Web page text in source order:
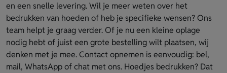
en een snelle levering. Wil je meer weten over het
bedrukken van hoeden of heb je specifieke wensen? Ons
team helpt je graag verder. Of je nu een kleine oplage
nodig hebt of juist een grote bestelling wilt plaatsen, wij
denken met je mee. Contact opnemen is eenvoudig: bel,
mail, WhatsApp of chat met ons. Hoedjes bedrukken? Dat